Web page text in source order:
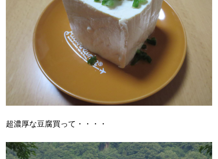
超濃厚な豆腐買って・・・・